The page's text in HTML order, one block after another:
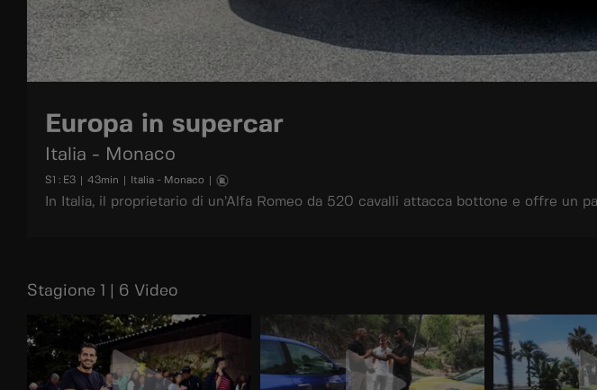
Europa in supercar
Italia - Monaco
S1 : E3 43min Italia - Monaco
In Italia, il proprietario di un’Alfa Romeo da 520 cavalli attacca bottone e offre un
Stagione 1 | 6 Video